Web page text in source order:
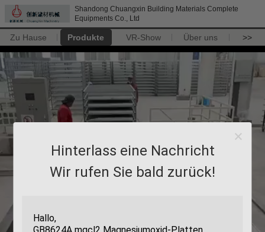
Shandong Chuangxin Building Materials Complete
Equipments Co., Ltd
Zu Hause Produkte VR-Show Über uns >>
Hinterlass eine Nachricht
Wir rufen Sie bald zurück!